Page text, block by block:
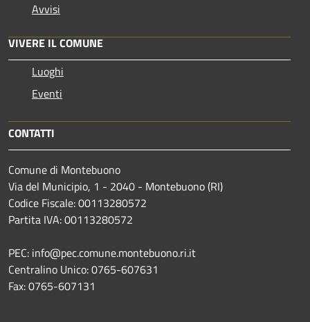
Avvisi
VIVERE IL COMUNE
Luoghi
Eventi
CONTATTI
Comune di Montebuono
Via del Municipio, 1 - 2040 - Montebuono (RI)
Codice Fiscale: 00113280572
Partita IVA: 00113280572
PEC: info@pec.comune.montebuono.ri.it
Centralino Unico: 0765-607631
Fax: 0765-607131